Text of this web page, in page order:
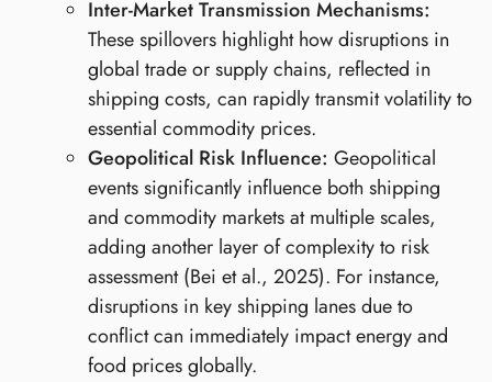
Inter-Market Transmission Mechanisms:
These spillovers highlight how disruptions in
global trade or supply chains, reflected in
shipping costs, can rapidly transmit volatility to
essential commodity prices.
Geopolitical Risk Influence: Geopolitical
events significantly influence both shipping
and commodity markets at multiple scales,
adding another layer of complexity to risk
assessment (Bei et al., 2025). For instance,
disruptions in key shipping lanes due to
conflict can immediately impact energy and
food prices globally.